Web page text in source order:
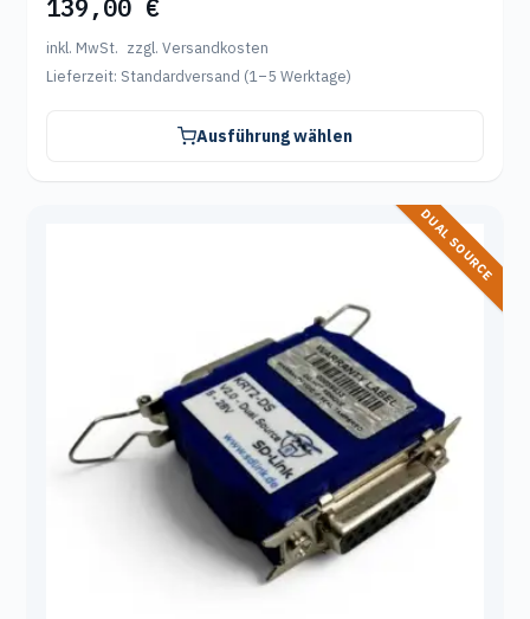
4.80von 5
139,00 €
inkl. MwSt. zzgl. Versandkosten
Lieferzeit: Standardversand (1–5 Werktage)
Ausführung wählen
DUAL SOURCE